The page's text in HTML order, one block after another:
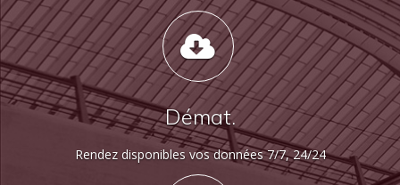
Démat.
Rendez disponibles vos données 7/7, 24/24